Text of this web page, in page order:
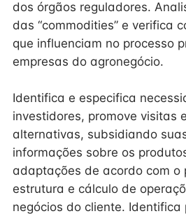
dos órgãos reguladores.
das “commodities” e verifica
que influenciam no processo
empresas do agronegócio.
Identifica e especifica
investidores, promove visitas
alternativas, subsidiando
informações sobre os
adaptações de acordo com o
estrutura e cálculo de
negócios do cliente. Identifica